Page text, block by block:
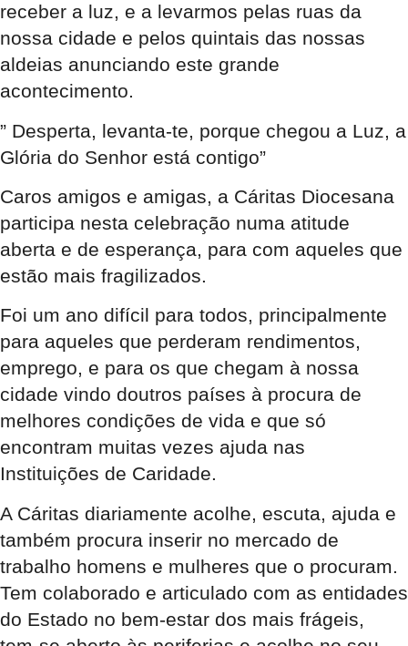
receber a luz, e a levarmos pelas ruas da
nossa cidade e pelos quintais das nossas
aldeias anunciando este grande
acontecimento.
” Desperta, levanta-te, porque chegou a Luz, a
Glória do Senhor está contigo”
Caros amigos e amigas, a Cáritas Diocesana
participa nesta celebração numa atitude
aberta e de esperança, para com aqueles que
estão mais fragilizados.
Foi um ano difícil para todos, principalmente
para aqueles que perderam rendimentos,
emprego, e para os que chegam à nossa
cidade vindo doutros países à procura de
melhores condições de vida e que só
encontram muitas vezes ajuda nas
Instituições de Caridade.
A Cáritas diariamente acolhe, escuta, ajuda e
também procura inserir no mercado de
trabalho homens e mulheres que o procuram.
Tem colaborado e articulado com as entidades
do Estado no bem-estar dos mais frágeis,